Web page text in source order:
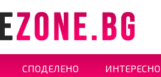
СПОДЕЛЕНО ИНТЕРЕСНО